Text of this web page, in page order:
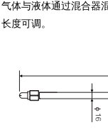
气体与液体通过混合器
长度可调。